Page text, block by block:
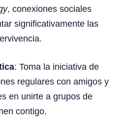
, conexiones sociales
significativamente las
: Toma la iniciativa de
regulares con amigos y
en unirte a grupos de
contigo.